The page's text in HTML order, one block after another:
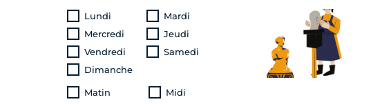
Lundi
Mardi
Mercredi
Jeudi
Vendredi
Samedi
Dimanche
Matin
Midi